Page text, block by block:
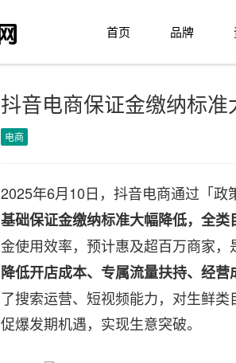
首页 品牌
抖音电商保证金缴纳标
电商
2025年6月10日，抖音电商通过「
基础保证金缴纳标准大幅降低，全
金使用效率，预计惠及超百万商家
降低开店成本、专属流量扶持、经营
了搜索运营、短视频能力，对生鲜
促爆发期机遇，实现生意突破。